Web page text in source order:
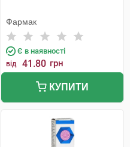
Фармак
Є в наявності
від 41.80 грн
КУПИТИ